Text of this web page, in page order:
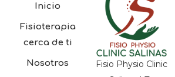
Inicio
Fisioterapia
cerca de ti
Nosotros
Fisio Physio Clinic